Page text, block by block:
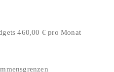
bei Inanspruchnahme des Budgets 460,00 € pro Monat